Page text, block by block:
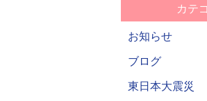
カテ
お知らせ
ブログ
東日本大震災